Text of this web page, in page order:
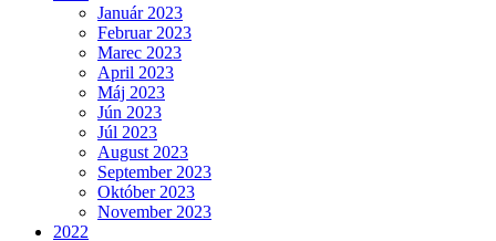
Január 2023
Februar 2023
Marec 2023
April 2023
Máj 2023
Jún 2023
Júl 2023
August 2023
September 2023
Október 2023
November 2023
2022